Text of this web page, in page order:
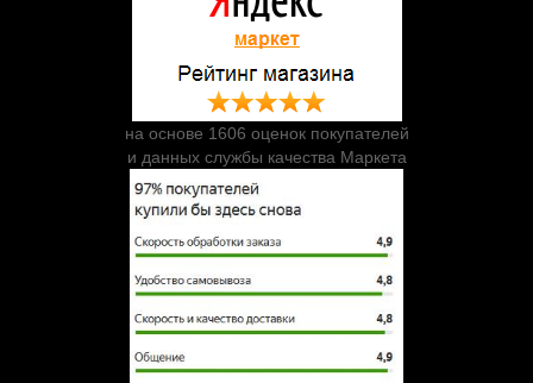
на основе 1606 оценок покупателей
и данных службы качества Маркета